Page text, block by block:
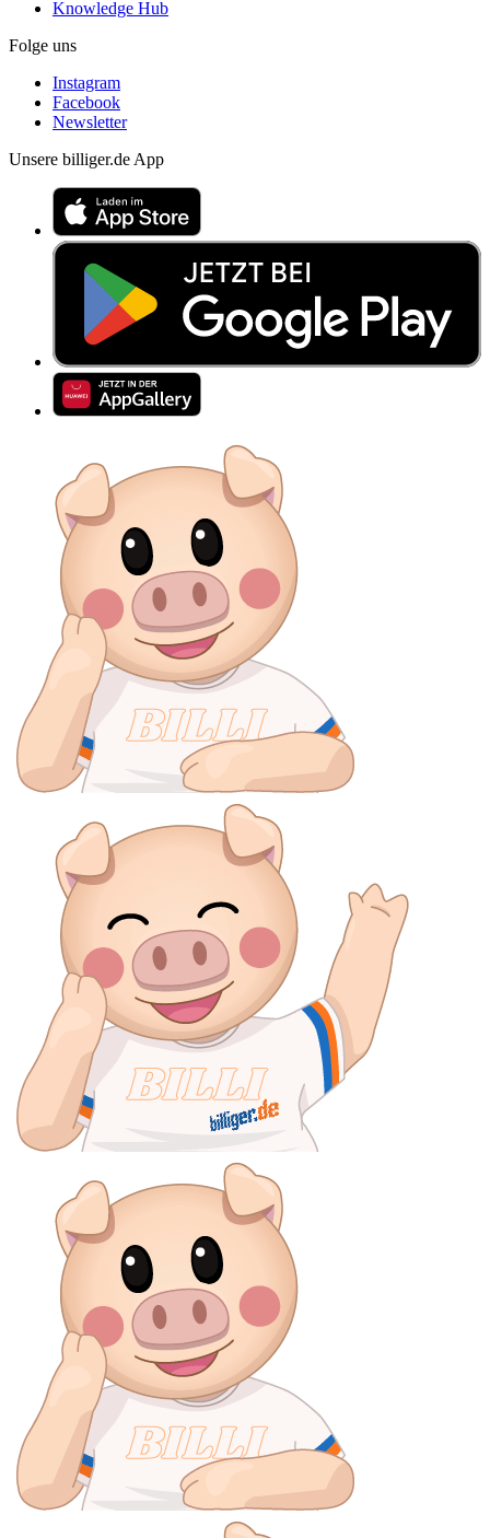
Knowledge Hub
Folge uns
Instagram
Facebook
Newsletter
Unsere billiger.de App